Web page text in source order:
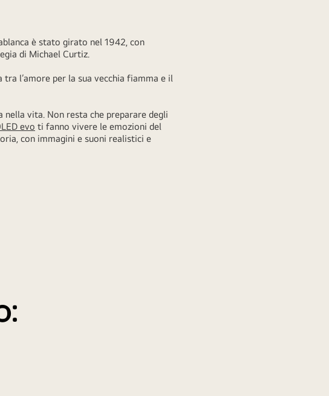
è stato girato nel 1942, con
di Michael Curtiz.
l’amore per la sua vecchia fiamma e il
vita. Non resta che preparare degli
evo ti fanno vivere le emozioni del
con immagini e suoni realistici e